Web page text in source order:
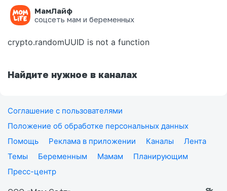
МамЛайф
соцсеть мам и беременных
Ошибка на странице
crypto.randomUUID is not a function
Найдите нужное в каналах
Соглашение с пользователями
Положение об обработке персональных данных
Помощь
Реклама в приложении Каналы
Лента
Темы
Беременным Мамам
Планирующим
Пресс-центр